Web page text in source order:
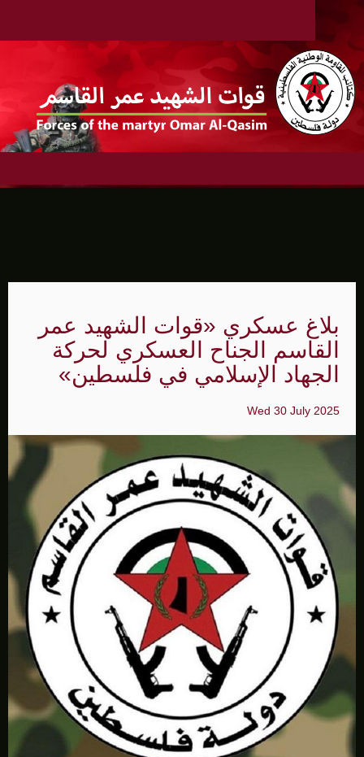
بلاغ عسكري «قوات الشهيد عمر
القاسم الجناح العسكري لحركة
الجهاد الإسلامي في فلسطين»
Wed 30 July 2025